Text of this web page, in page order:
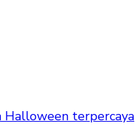
Halloween terpercaya